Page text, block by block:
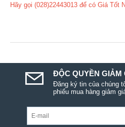
Hãy gọi (028)22443013 để có Giá Tốt
ĐỘC QUYỀN GIẢM
Đăng ký tin của chúng
phiếu mua hàng giảm